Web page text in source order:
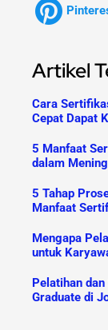
Artikel
Cara
Cepat Dapat
5 Manfaat
dalam
5 Tahap
Manfaat
Mengapa
untuk
Pelatihan
Graduate di